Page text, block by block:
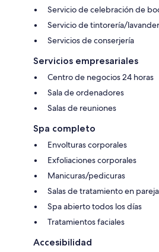
Servicio de celebración de
Servicio de tintorería/
Servicios de conserjería
Servicios empresariales
Centro de negocios 24 horas
Sala de ordenadores
Salas de reuniones
Spa completo
Envolturas corporales
Exfoliaciones corporales
Manicuras/pedicuras
Salas de tratamiento en pareja
Spa abierto todos los días
Tratamientos faciales
Accesibilidad